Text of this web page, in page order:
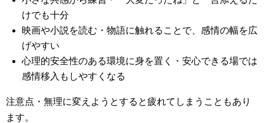
けでも十分
映画や小説を読む・物語に触れることで、感情の幅を広
げやすい
心理的安全性のある環境に身を置く・安心できる場では
感情移入もしやすくなる
注意点・無理に変えようとすると疲れてしまうこともあり
ます。